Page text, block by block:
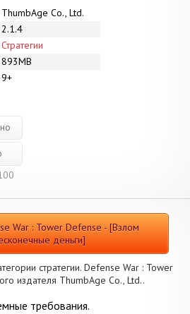
ThumbAge Co., Ltd.
2.1.4
Стратегии
893MB
9+
War : Tower Defense - [Взлом
деньги]
стратегии. Defense War : Tower
издателя ThumbAge Co., Ltd..
требования.